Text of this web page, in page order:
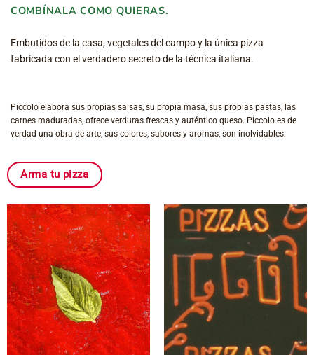
COMBÍNALA COMO QUIERAS.
Embutidos de la casa, vegetales del campo y la única pizza
fabricada con el verdadero secreto de la técnica italiana.
Piccolo elabora sus propias salsas, su propia masa, sus propias pastas, las
carnes maduradas, ofrece verduras frescas y auténtico queso. Piccolo es de
verdad una obra de arte, sus colores, sabores y aromas, son inolvidables.
Arma tu pizza